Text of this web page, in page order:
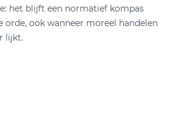
het blijft een normatief kompas
ook wanneer moreel handelen
lijkt.